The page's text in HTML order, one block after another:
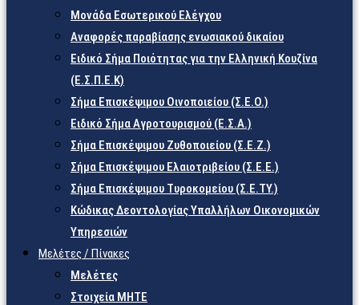
Μονάδα Εσωτερικού Ελέγχου
Αναφορές παραβίασης ενωσιακού δικαίου
Ειδικό Σήμα Ποιότητας για την Ελληνική Κουζίνα
(Ε.Σ.Π.Ε.Κ)
Σήμα Επισκέψιμου Οινοποιείου (Σ.Ε.Ο.)
Ειδικό Σήμα Αγροτουρισμού (Ε.Σ.Α.)
Σήμα Επισκέψιμου Ζυθοποιείου (Σ.Ε.Ζ.)
Σήμα Επισκέψιμου Ελαιοτριβείου (Σ.Ε.Ε.)
Σήμα Επισκέψιμου Τυροκομείου (Σ.Ε.TY.)
Κώδικας Δεοντολογίας Υπαλλήλων Οικονομικών
Υπηρεσιών
Μελέτες / Πίνακες
Μελέτες
Στοιχεία ΜΗΤΕ